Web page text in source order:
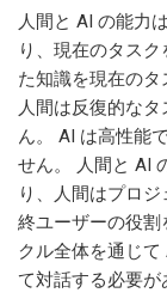
人間と AI の能力
り、現在のタス
た知識を現在のタ
人間は反復的な
ん。 AI は高性能
せん。 人間と AI
り、人間はプロ
終ユーザーの役割
クル全体を通じ
て対話する必要が